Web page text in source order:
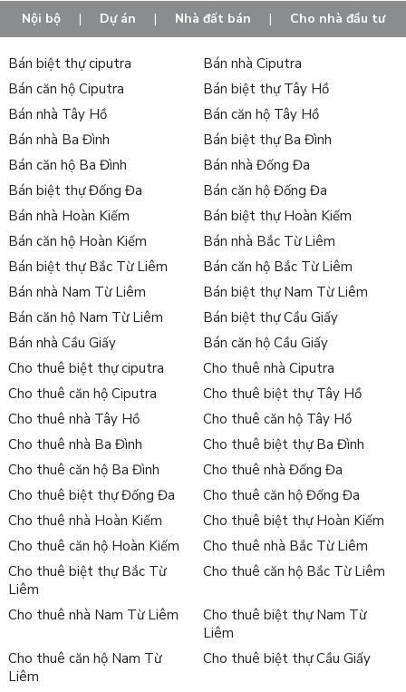
Nội bộ | Dự án | Nhà đất bán | Cho nhà đầu tư
Bán biệt thự ciputra
Bán nhà Ciputra
Bán căn hộ Ciputra
Bán biệt thự Tây Hồ
Bán nhà Tây Hồ
Bán căn hộ Tây Hồ
Bán nhà Ba Đình
Bán biệt thự Ba Đình
Bán căn hộ Ba Đình
Bán nhà Đống Đa
Bán biệt thự Đống Đa
Bán căn hộ Đống Đa
Bán nhà Hoàn Kiếm
Bán biệt thự Hoàn Kiếm
Bán căn hộ Hoàn Kiếm
Bán nhà Bắc Từ Liêm
Bán biệt thự Bắc Từ Liêm
Bán căn hộ Bắc Từ Liêm
Bán nhà Nam Từ Liêm
Bán biệt thự Nam Từ Liêm
Bán căn hộ Nam Từ Liêm
Bán biệt thự Cầu Giấy
Bán nhà Cầu Giấy
Bán căn hộ Cầu Giấy
Cho thuê biệt thự ciputra
Cho thuê nhà Ciputra
Cho thuê căn hộ Ciputra
Cho thuê biệt thự Tây Hồ
Cho thuê nhà Tây Hồ
Cho thuê căn hộ Tây Hồ
Cho thuê nhà Ba Đình
Cho thuê biệt thự Ba Đình
Cho thuê căn hộ Ba Đình
Cho thuê nhà Đống Đa
Cho thuê biệt thự Đống Đa
Cho thuê căn hộ Đống Đa
Cho thuê nhà Hoàn Kiếm
Cho thuê biệt thự Hoàn Kiếm
Cho thuê căn hộ Hoàn Kiếm
Cho thuê nhà Bắc Từ Liêm
Cho thuê biệt thự Bắc Từ
Liêm
Cho thuê căn hộ Bắc Từ Liêm
Cho thuê nhà Nam Từ Liêm
Cho thuê biệt thự Nam Từ
Liêm
Cho thuê căn hộ Nam Từ
Liêm
Cho thuê biệt thự Cầu Giấy